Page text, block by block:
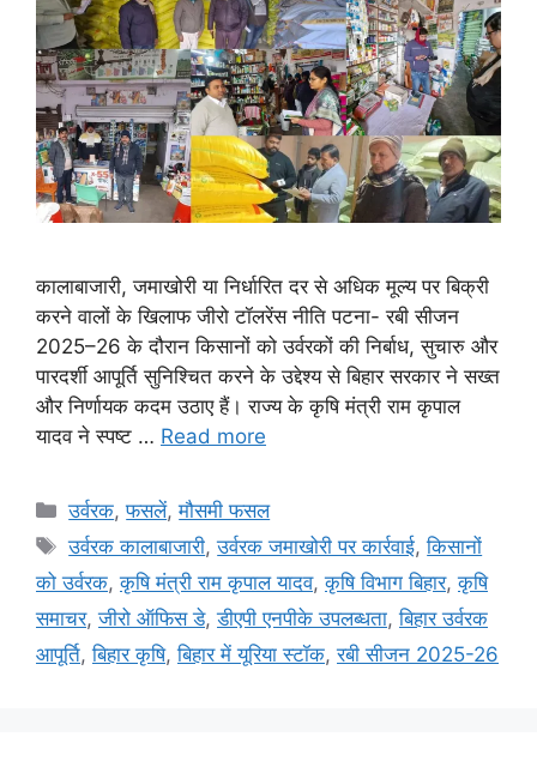
कालाबाजारी, जमाखोरी या निर्धारित दर से अधिक मूल्य पर बिक्री
करने वालों के खिलाफ जीरो टॉलरेंस नीति पटना- रबी सीजन
2025–26 के दौरान किसानों को उर्वरकों की निर्बाध, सुचारु और
पारदर्शी आपूर्ति सुनिश्चित करने के उद्देश्य से बिहार सरकार ने सख्त
और निर्णायक कदम उठाए हैं। राज्य के कृषि मंत्री राम कृपाल
यादव ने स्पष्ट … Read more
उर्वरक,फसलें,मौसमी फसल
उर्वरक कालाबाजारी,उर्वरक जमाखोरी पर कार्रवाई,किसानों
को उर्वरक,कृषि मंत्री राम कृपाल यादव,कृषि विभाग बिहार,कृषि
समाचर,जीरो ऑफिस डे,डीएपी एनपीके उपलब्धता,बिहार उर्वरक
आपूर्ति,बिहार कृषि,बिहार में यूरिया स्टॉक,रबी सीजन 2025-26